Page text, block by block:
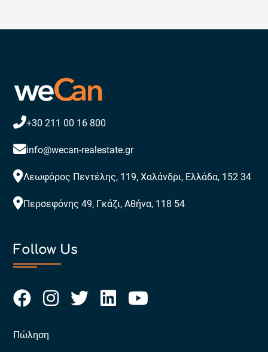
+30 211 00 16 800
info@wecan-realestate.gr
Λεωφόρος Πεντέλης, 119, Χαλάνδρι, Ελλάδα, 152 34
Περσεφόνης 49, Γκάζι, Αθήνα, 118 54
Follow Us
Πώληση